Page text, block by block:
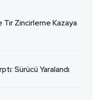
Tır Zincirleme Kazaya
Sürücü Yaralandı